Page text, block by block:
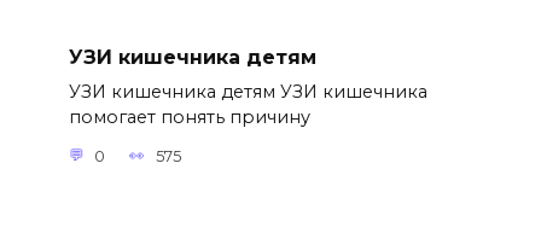
УЗИ кишечника детям
УЗИ кишечника детям УЗИ кишечника
помогает понять причину
0 575